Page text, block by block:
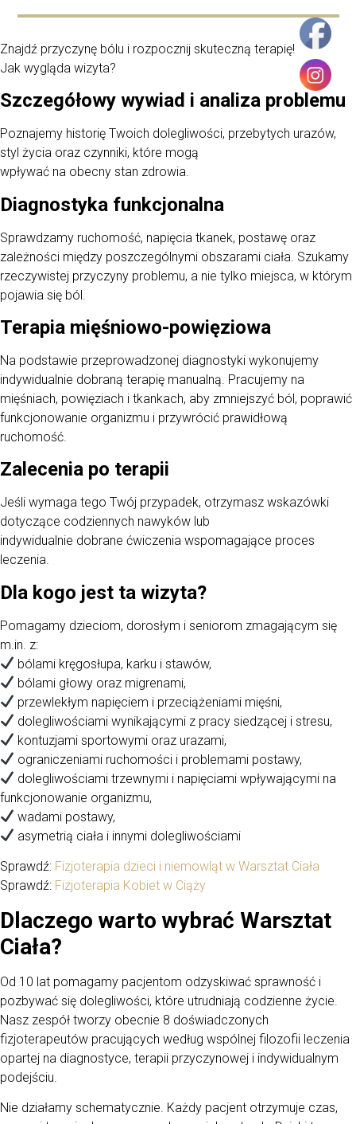
Znajdź przyczynę bólu i rozpocznij skuteczną terapię!
Jak wygląda wizyta?
Szczegółowy wywiad i analiza problemu
Poznajemy historię Twoich dolegliwości, przebytych urazów,
styl życia oraz czynniki, które mogą
wpływać na obecny stan zdrowia.
Diagnostyka funkcjonalna
Sprawdzamy ruchomość, napięcia tkanek, postawę oraz
zależności między poszczególnymi obszarami ciała. Szukamy
rzeczywistej przyczyny problemu, a nie tylko miejsca, w którym
pojawia się ból.
Terapia mięśniowo-powięziowa
Na podstawie przeprowadzonej diagnostyki wykonujemy
indywidualnie dobraną terapię manualną. Pracujemy na
mięśniach, powięziach i tkankach, aby zmniejszyć ból, poprawić
funkcjonowanie organizmu i przywrócić prawidłową
ruchomość.
Zalecenia po terapii
Jeśli wymaga tego Twój przypadek, otrzymasz wskazówki
dotyczące codziennych nawyków lub
indywidualnie dobrane ćwiczenia wspomagające proces
leczenia.
Dla kogo jest ta wizyta?
Pomagamy dzieciom, dorosłym i seniorom zmagającym się
m.in. z:
bólami kręgosłupa, karku i stawów,
bólami głowy oraz migrenami,
przewlekłym napięciem i przeciążeniami mięśni,
dolegliwościami wynikającymi z pracy siedzącej i stresu,
kontuzjami sportowymi oraz urazami,
ograniczeniami ruchomości i problemami postawy,
dolegliwościami trzewnymi i napięciami wpływającymi na
funkcjonowanie organizmu,
wadami postawy,
asymetrią ciała i innymi dolegliwościami
Sprawdź: Fizjoterapia dzieci i niemowląt w Warsztat Ciała
Sprawdź: Fizjoterapia Kobiet w Ciąży
Dlaczego warto wybrać Warsztat
Ciała?
Od 10 lat pomagamy pacjentom odzyskiwać sprawność i
pozbywać się dolegliwości, które utrudniają codzienne życie.
Nasz zespół tworzy obecnie 8 doświadczonych
fizjoterapeutów pracujących według wspólnej filozofii leczenia
opartej na diagnostyce, terapii przyczynowej i indywidualnym
podejściu.
Nie działamy schematycznie. Każdy pacjent otrzymuje czas,